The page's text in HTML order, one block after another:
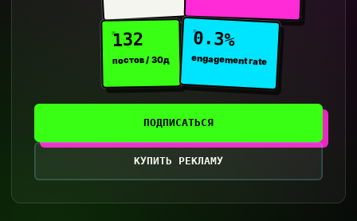
132
постов / 30д
0.3%
engagement rate
ПОДПИСАТЬСЯ
КУПИТЬ РЕКЛАМУ